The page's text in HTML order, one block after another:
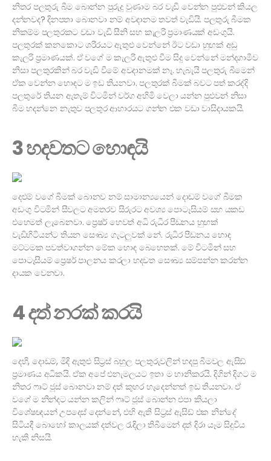
නිතර පලතුරු බීම බොන්න පුරුදු වුණාම බර වැඩි වෙන්න පුළුවන් කියල
දන්නවද? දිනපතා බොනවා නම් අවදානම තවත් වැඩියි. පලතුරු බීමක
නිකම්ම පලතුරකට වඩා වැඩි සීනි සහ කැලරි ප්‍රමාණයක් අඩංගුයි.
පලතුරක් කනකොට ශරීරයට ඇතුළු වෙන්නේ ඊට වඩා හුඟක් අඩු
කැලරි ප්‍රමාණයක්. ඒ වගේ ම කැලරි ඇතුළු වීම සිදු වෙන්නේ මන්දගාමීව
නිසා පලතුරකින් බර වැඩි වීමේ අවදානමක් නෑ. හැබැයි පලතුරු බීමෙන්
ඒක වෙන්න හොඳට ම ඉඩ තියනවා. පලතුරක් බීමක් බවට පත් කරද්දි
පලතුරේ තියන ඇතැම් විටමින් වර්ග අහිමි වෙලා යන්න පුළුවන් නිසා
බීම හදන්නෙ නැතුව පලතුර ආහාරයට ගන්න එක වඩා වාසිදායකයි.
3 හදවතට හොඳයි
දෙළුම් වගේ බීමක් බොනව නම් සාමාන්‍යයෙන් දොඩම් වගේ බීමක
අඩංගු විටමින් සීවලට අමතරව සිරුරට අවශ්‍ය පොටෑසියම් සහ යකඩ
එහෙමත් ලැබෙනවා. ප්‍රෙෂර් හෙවත් අධි රුධිර පීඩනය හුඟක්
වැඩිහිටියන්ට තියන සෞඛ්‍ය ගැටලුවක් නේ. රුධිර පීඩනය හොඳ
මට්ටමක පවත්වාගන්න මේක හොඳ බෙහෙතක්. මේ විටමින් සහ
පොටෑසියම් ප්‍රෙෂර් පාලනය කරලා හදවත සෞඛ්‍ය සම්පන්න කරන්න
දායක වෙනවා.
4 දත් නරක් කරයි
දෙහි, දොඩම්, මිදි ඇතුළු සිට්‍රස් බහුල පලතුරුවලින් හදපු බීමවල ඇසිඩ්
ප්‍රමාණය අධිකයි. ඒක අපේ එනැමලයට ඉතා ම හානිකරයි. දිගින් දිගට ම
නිතර ෆෘට් ජූස් බොනවා නම් දත් කුහර හැදෙන්නත් ඉඩ තියනවා. ඒ
වගේ ම නින්දට යන්න කලින් ෆෘට් ජූස් බොන්න එපා කියලා
විශේෂඥයන් උපදෙස් දෙන්නේ, එහි ඇති සිට්‍රස් ඇසිඩ් එක නින්දේ
සිටියදී බොහෝ කාලයක් දත්වල රැඳිලා තිබීමෙන් දත් දිරා යෑම සිදුවිය
හැකි නිසයි.